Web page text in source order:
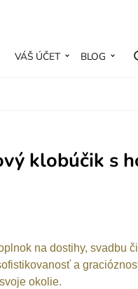
VÁŠ ÚČET BLOG
klobúčik s
na dostihy, svadbu
a
okolie.